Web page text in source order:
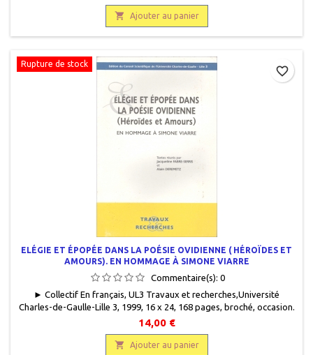
 Ajouter au panier
Rupture de stock
ELÉGIE ET ÉPOPÉE DANS LA POÉSIE OVIDIENNE ( HÉROÏDES ET
AMOURS). EN HOMMAGE À SIMONE VIARRE
Commentaire(s): 0
► Collectif En français, UL3 Travaux et recherches,Université
Charles-de-Gaulle-Lille 3, 1999, 16 x 24, 168 pages, broché, occasion.
Bon état. Quelques rousseurs sur la couverture. 9782844670045
14,00 €
 Ajouter au panier
favorite_border